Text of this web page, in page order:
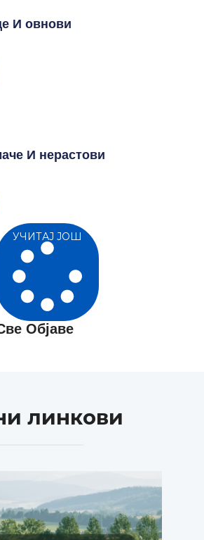
И овнови
И нерастови
УЧИТАЈ ЈОШ
Објаве
линкови